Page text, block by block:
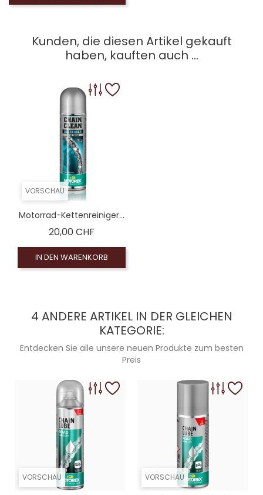
Kunden, die diesen Artikel gekauft
haben, kauften auch ...
VORSCHAU
Motorrad-Kettenreiniger...
20,00 CHF
IN DEN WARENKORB
4 ANDERE ARTIKEL IN DER GLEICHEN
KATEGORIE:
Entdecken Sie alle unsere neuen Produkte zum besten
Preis
VORSCHAU VORSCHAU